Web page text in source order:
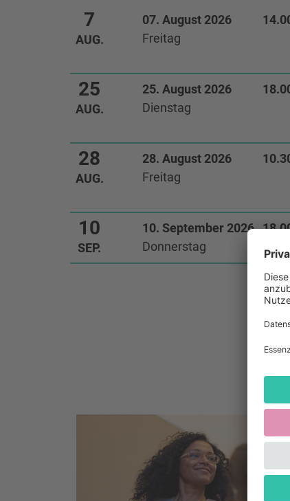
Terminliste
7
AUG.
07. August 2026
Freitag
25
AUG.
25. August 2026
Dienstag
28
AUG.
28. August 2026
Freitag
10
SEP.
10. September 2026
Donnerstag